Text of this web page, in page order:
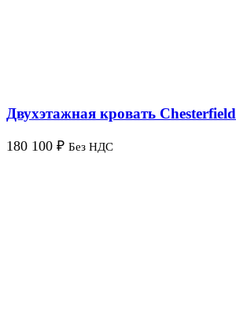
Двухэтажная кровать Chesterfield
180 100 ₽ Без НДС